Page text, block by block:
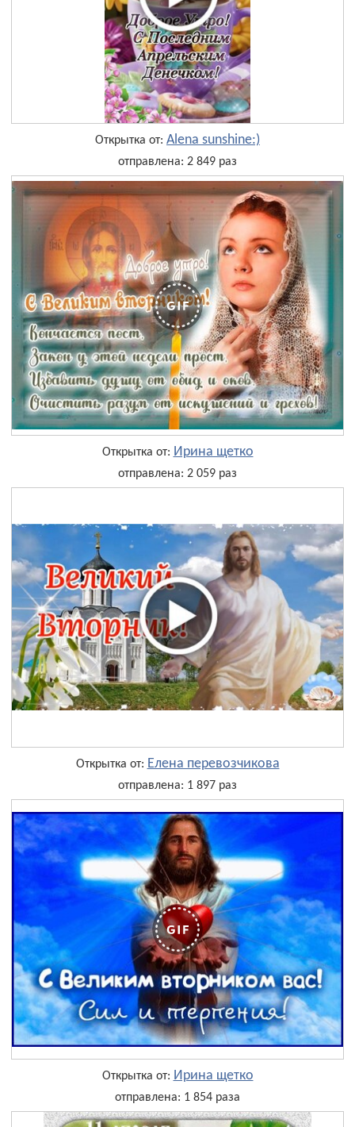
Открытка от: Alena sunshine:)
отправлена: 2 849 раз
Открытка от: Ирина щетко
отправлена: 2 059 раз
Открытка от: Елена перевозчикова
отправлена: 1 897 раз
Открытка от: Ирина щетко
отправлена: 1 854 раза